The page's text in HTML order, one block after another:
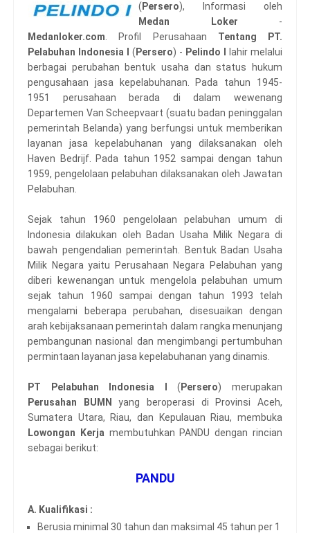
( Persero), Informasi oleh
Medan Loker -
Medanloker.com . Profil Perusahaan Tentang PT.
Pelabuhan Indonesia I
( Persero) - Pelindo I
lahir melalui
berbagai perubahan bentuk usaha dan status hukum
pengusahaan jasa kepelabuhanan. Pada tahun 1945-
1951 perusahaan berada di dalam wewenang
Departemen Van Scheepvaart (suatu badan peninggalan
pemerintah Belanda) yang berfungsi untuk memberikan
layanan jasa kepelabuhanan yang dilaksanakan oleh
Haven Bedrijf. Pada tahun 1952 sampai dengan tahun
1959, pengelolaan pelabuhan dilaksanakan oleh Jawatan
Pelabuhan.
Sejak tahun 1960 pengelolaan pelabuhan umum di
Indonesia dilakukan oleh Badan Usaha Milik Negara di
bawah pengendalian pemerintah. Bentuk Badan Usaha
Milik Negara yaitu Perusahaan Negara Pelabuhan yang
diberi kewenangan untuk mengelola pelabuhan umum
sejak tahun 1960 sampai dengan tahun 1993 telah
mengalami beberapa perubahan, disesuaikan dengan
arah kebijaksanaan pemerintah dalam rangka menunjang
pembangunan nasional dan mengimbangi pertumbuhan
permintaan layanan jasa kepelabuhanan yang dinamis.
PT Pelabuhan Indonesia I ( Persero) merupakan
Perusahan BUMN
yang beroperasi di Provinsi Aceh,
Sumatera Utara, Riau, dan Kepulauan Riau, membuka
Lowongan Kerja membutuhkan PANDU dengan rincian
sebagai berikut:
PANDU
A. Kualifikasi :
Berusia minimal 30 tahun dan maksimal 45 tahun per 1